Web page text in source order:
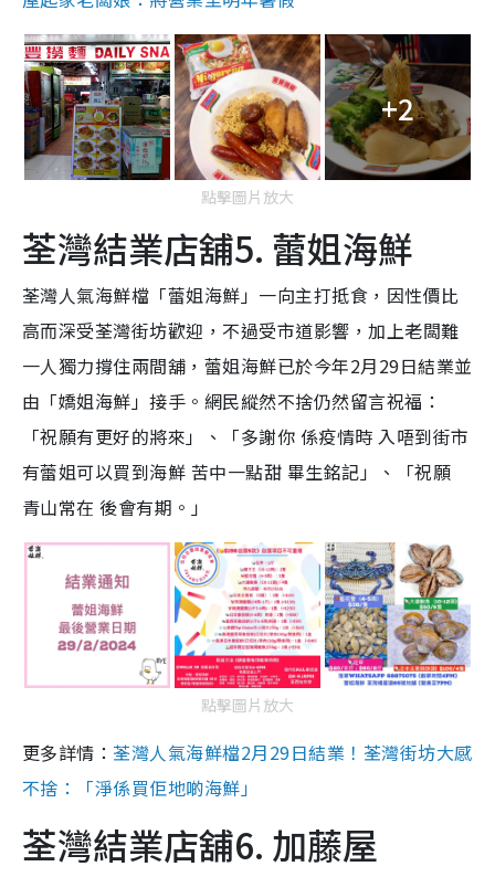
+2
點擊圖片放大
荃灣結業店舖5. 蕾姐海鮮
荃灣人氣海鮮檔「蕾姐海鮮」一向主打抵食，因性價比
高而深受荃灣街坊歡迎，不過受市道影響，加上老闆難
一人獨力撐住兩間舖，蕾姐海鮮已於今年2月29日結業並
由「嬌姐海鮮」接手。網民縱然不捨仍然留言祝福：
「祝願有更好的將來」、「多謝你 係疫情時 入唔到街市
有蕾姐可以買到海鮮 苦中一點甜 畢生銘記」、「祝願
青山常在 後會有期。」
點擊圖片放大
更多詳情： 荃灣人氣海鮮檔2月29日結業！荃灣街坊大感
不捨：「淨係買佢地啲海鮮」
荃灣結業店舖6. 加藤屋